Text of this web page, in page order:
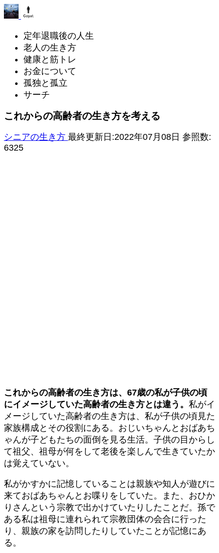
定年退職後の人生
老人の生き方
健康と筋トレ
お金について
孤独と孤立
サーチ
これからの高齢者の生き方を考える
シニアの生き方 最終更新日:2022年07月08日 参照数:
6325
これからの高齢者の生き方は、67歳の私が子供の頃
にイメージしていた高齢者の生き方とは違う。 私がイ
メージしていた高齢者の生き方は、私が子供の頃見た
家族構成とその役割にある。おじいちゃんとおばあち
ゃんが子どもたちの面倒を見る生活。子供の目からし
て祖父、祖母が何をして老後を楽しんで生きていたか
は覚えていない。
私がかすかに記憶していることは親族や知人が遊びに
来ておばあちゃんとお喋りをしていた。また、おひか
りさんという宗教で出かけていたりしたことだ。孫で
ある私は祖母に連れられて宗教団体の会合に行った
り、親族の家を訪問したりしていたことが記憶にあ
る。